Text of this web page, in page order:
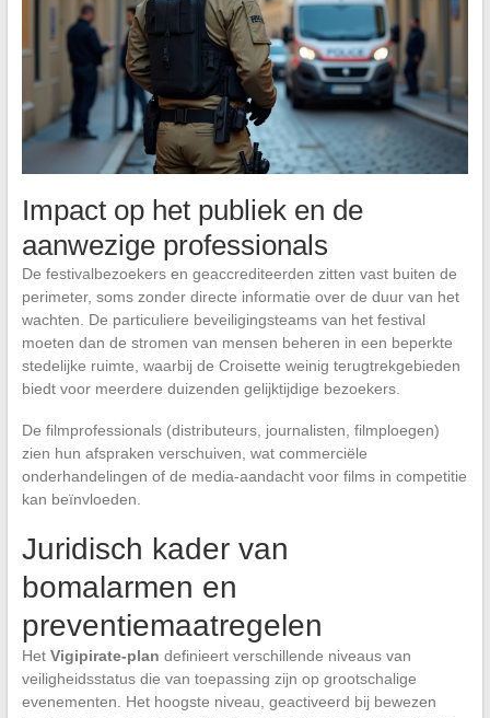
Impact op het publiek en de
aanwezige professionals
De festivalbezoekers en geaccrediteerden zitten vast buiten de
perimeter, soms zonder directe informatie over de duur van het
wachten. De particuliere beveiligingsteams van het festival
moeten dan de stromen van mensen beheren in een beperkte
stedelijke ruimte, waarbij de Croisette weinig terugtrekgebieden
biedt voor meerdere duizenden gelijktijdige bezoekers.
De filmprofessionals (distributeurs, journalisten, filmploegen)
zien hun afspraken verschuiven, wat commerciële
onderhandelingen of de media-aandacht voor films in competitie
kan beïnvloeden.
Juridisch kader van
bomalarmen en
preventiemaatregelen
Het Vigipirate-plan definieert verschillende niveaus van
veiligheidsstatus die van toepassing zijn op grootschalige
evenementen. Het hoogste niveau, geactiveerd bij bewezen